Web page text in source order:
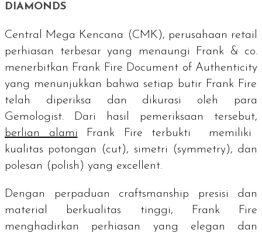
DIAMONDS
Central Mega Kencana (CMK), perusahaan retail
perhiasan terbesar yang menaungi Frank & co.
menerbitkan Frank Fire Document of Authenticity
yang menunjukkan bahwa setiap butir Frank Fire
telah diperiksa dan dikurasi oleh para
Gemologist.
Dari hasil pemeriksaan tersebut,
berlian alami Frank Fire terbukti memiliki
kualitas potongan (cut), simetri (symmetry), dan
polesan ( polish ) yang excellent.
Dengan perpaduan craftsmanship presisi dan
material berkualitas tinggi, Frank Fire
menghadirkan perhiasan yang elegan dan